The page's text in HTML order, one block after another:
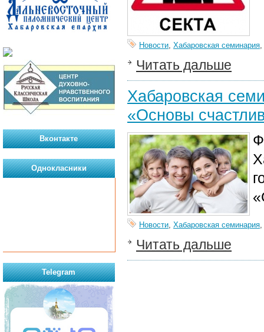
Новости, Хабаровская семинария,
Читать дальше
Хабаровская
«Основы
Новости, Хабаровская семинария,
Читать дальше
Вконтакте
Однокласники
Telegram